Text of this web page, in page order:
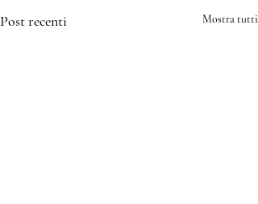
Post recenti Mostra tutti